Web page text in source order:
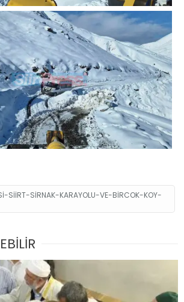
SIIRT-SIRNAK-KARAYOLU-VE-BIRCOK-KOY-